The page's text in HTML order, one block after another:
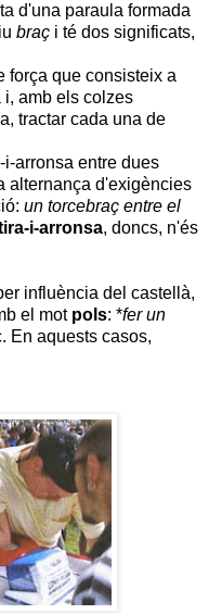
d'una paraula formada
braç i té dos significats,
força que consisteix a
i, amb els colzes
tractar cada una de
i-arronsa entre dues
alternança d'exigències
un torcebraç entre el
i-arronsa, doncs, n'és
influència del castellà,
el mot pols: *fer un
En aquests casos,